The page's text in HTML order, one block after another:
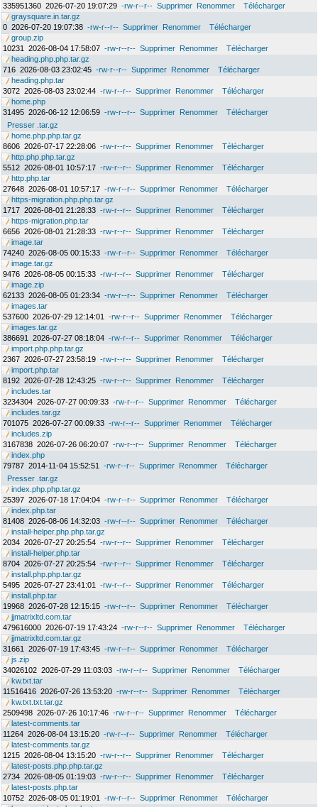
335951360 2026-07-20 19:07:29 -rw-r--r-- Supprimer Renommer
Télécharger
graysquare.in.tar.gz
0 2026-07-20 19:07:38 -rw-r--r-- Supprimer Renommer
Télécharger
group.zip
10231
2026-08-04 17:58:07 -rw-r--r-- Supprimer Renommer
Télécharger
heading.php.php.tar.gz
716 2026-08-03 23:02:45 -rw-r--r-- Supprimer Renommer
Télécharger
heading.php.tar
3072 2026-08-03 23:02:44 -rw-r--r-- Supprimer Renommer
Télécharger
home.php
31495 2026-06-12 12:06:59 -rw-r--r-- Supprimer Renommer
Télécharger
Presser .tar.gz
home.php.php.tar.gz
8606 2026-07-17 22:28:06 -rw-r--r-- Supprimer Renommer
Télécharger
http.php.php.tar.gz
5512 2026-08-01 10:57:17 -rw-r--r-- Supprimer Renommer
Télécharger
http.php.tar
27648 2026-08-01 10:57:17 -rw-r--r-- Supprimer Renommer
Télécharger
https-migration.php.php.tar.gz
1717 2026-08-01 21:28:33 -rw-r--r-- Supprimer Renommer
Télécharger
https-migration.php.tar
6656 2026-08-01 21:28:33 -rw-r--r-- Supprimer Renommer
Télécharger
image.tar
74240 2026-08-05 00:15:33 -rw-r--r-- Supprimer Renommer
Télécharger
image.tar.gz
9476 2026-08-05 00:15:33 -rw-r--r-- Supprimer Renommer
Télécharger
image.zip
62133 2026-08-05 01:23:34 -rw-r--r-- Supprimer Renommer
Télécharger
images.tar
537600 2026-07-29 12:14:01 -rw-r--r-- Supprimer Renommer
Télécharger
images.tar.gz
386691
2026-07-27 08:18:04 -rw-r--r-- Supprimer Renommer
Télécharger
import.php.php.tar.gz
2367 2026-07-27 23:58:19 -rw-r--r-- Supprimer Renommer
Télécharger
import.php.tar
8192 2026-07-28 12:43:25 -rw-r--r-- Supprimer Renommer
Télécharger
includes.tar
3234304 2026-07-27 00:09:33 -rw-r--r-- Supprimer Renommer
Télécharger
includes.tar.gz
701075 2026-07-27 00:09:33 -rw-r--r-- Supprimer Renommer
Télécharger
includes.zip
3167838 2026-07-26 06:20:07 -rw-r--r-- Supprimer Renommer
Télécharger
index.php
79787 2014-11-04 15:52:51 -rw-r--r-- Supprimer Renommer
Télécharger
Presser .tar.gz
index.php.php.tar.gz
25397 2026-07-18 17:04:04 -rw-r--r-- Supprimer Renommer
Télécharger
index.php.tar
81408 2026-08-06 14:32:03 -rw-r--r-- Supprimer Renommer
Télécharger
install-helper.php.php.tar.gz
2034 2026-07-27 20:25:54 -rw-r--r-- Supprimer Renommer
Télécharger
install-helper.php.tar
8704 2026-07-27 20:25:54 -rw-r--r-- Supprimer Renommer
Télécharger
install.php.php.tar.gz
5495 2026-07-27 23:41:01 -rw-r--r-- Supprimer Renommer
Télécharger
install.php.tar
19968 2026-07-28 12:15:15 -rw-r--r-- Supprimer Renommer
Télécharger
jjmatrixltd.com.tar
479616000 2026-07-19 17:43:24 -rw-r--r-- Supprimer Renommer
Télécharger
jjmatrixltd.com.tar.gz
31661
2026-07-19 17:43:45 -rw-r--r-- Supprimer Renommer
Télécharger
js.zip
34026102 2026-07-29 11:03:03 -rw-r--r-- Supprimer Renommer
Télécharger
kw.txt.tar
11516416 2026-07-26 13:53:20 -rw-r--r-- Supprimer Renommer
Télécharger
kw.txt.txt.tar.gz
2509498 2026-07-26 10:17:46 -rw-r--r-- Supprimer Renommer
Télécharger
latest-comments.tar
11264 2026-08-04 13:15:20 -rw-r--r-- Supprimer Renommer
Télécharger
latest-comments.tar.gz
1215 2026-08-04 13:15:20 -rw-r--r-- Supprimer Renommer
Télécharger
latest-posts.php.php.tar.gz
2734 2026-08-05 01:19:03 -rw-r--r-- Supprimer Renommer
Télécharger
latest-posts.php.tar
10752 2026-08-05 01:19:01 -rw-r--r-- Supprimer Renommer
Télécharger